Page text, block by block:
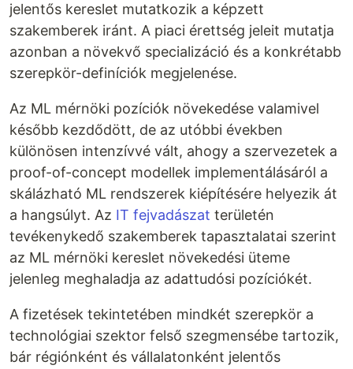
jelentős kereslet mutatkozik a képzett
szakemberek iránt. A piaci érettség jeleit mutatja
azonban a növekvő specializáció és a konkrétabb
szerepkör-definíciók megjelenése.
Az ML mérnöki pozíciók növekedése valamivel
később kezdődött, de az utóbbi években
különösen intenzívvé vált, ahogy a szervezetek a
proof-of-concept modellek implementálásáról a
skálázható ML rendszerek kiépítésére helyezik át
a hangsúlyt. Az IT fejvadászat területén
tevékenykedő szakemberek tapasztalatai szerint
az ML mérnöki kereslet növekedési üteme
jelenleg meghaladja az adattudósi pozíciókét.
A fizetések tekintetében mindkét szerepkör a
technológiai szektor felső szegmensébe tartozik,
bár régiónként és vállalatonként jelentős